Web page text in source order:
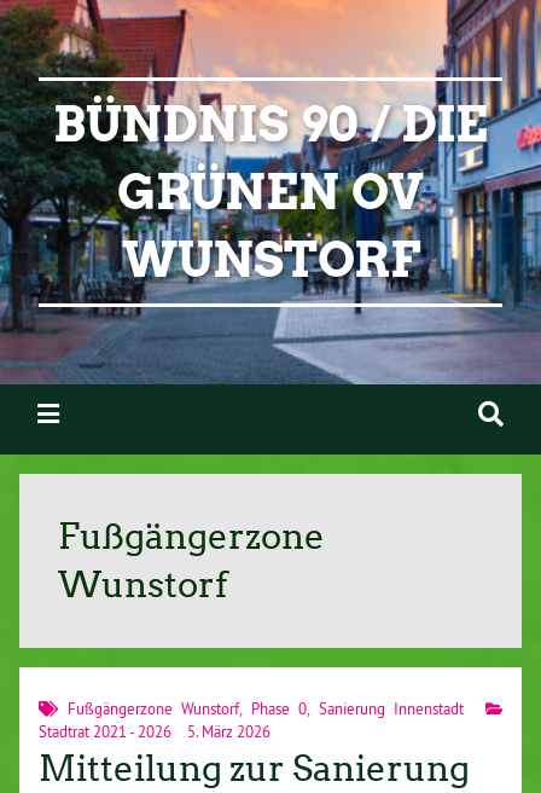
BÜNDNIS 90 / DIE
GRÜNEN OV
WUNSTORF
Fußgängerzone
Wunstorf
Fußgängerzone Wunstorf, Phase 0, Sanierung Innenstadt
Stadtrat 2021 - 2026
5. März 2026
Mitteilung zur Sanierung